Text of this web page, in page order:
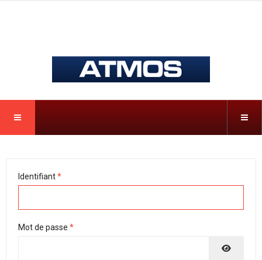
Identifiant*
Mot de passe *